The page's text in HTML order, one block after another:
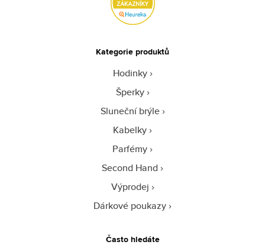
Kategorie produktů
Hodinky
Šperky
Sluneční brýle
Kabelky
Parfémy
Second Hand
Výprodej
Dárkové poukazy
Často hledáte